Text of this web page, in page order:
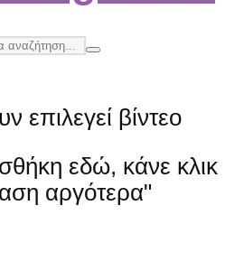
επιλεγεί βίντεο
εδώ, κάνε κλικ
αργότερα"